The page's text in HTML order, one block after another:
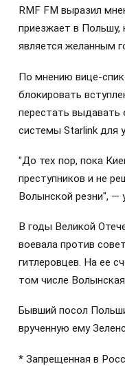
RMF FM выразил
приезжает в Польшу,
является желанным
По мнению вице-
блокировать
перестать выдавать
системы Starlink для
"До тех пор, пока
преступников и не
Волынской резни", —
В годы Великой
воевала против
гитлеровцев. На ее
том числе Волынская
Бывший посол
врученную ему
* Запрещенная в